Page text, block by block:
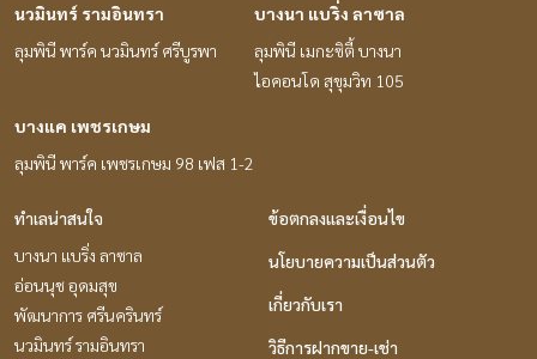
นวมินทร์ รามอินทรา
ลุมพินี พาร์ค นวมินทร์ ศรีบูรพา
บางนา แบริ่ง ลาซาล
ลุมพินี เมกะซิตี้ บางนา
ไอคอนโด สุขุมวิท 105
บางแค เพชรเกษม
ลุมพินี พาร์ค เพชรเกษม 98 เฟส 1-2
ทำเลน่าสนใจ
บางนา แบริ่ง ลาซาล
อ่อนนุช อุดมสุข
พัฒนาการ ศรีนครินทร์
นวมินทร์ รามอินทรา
ข้อตกลงและเงื่อนไข
นโยบายความเป็นส่วนตัว
เกี่ยวกับเรา
วิธีการฝากขาย-เช่า